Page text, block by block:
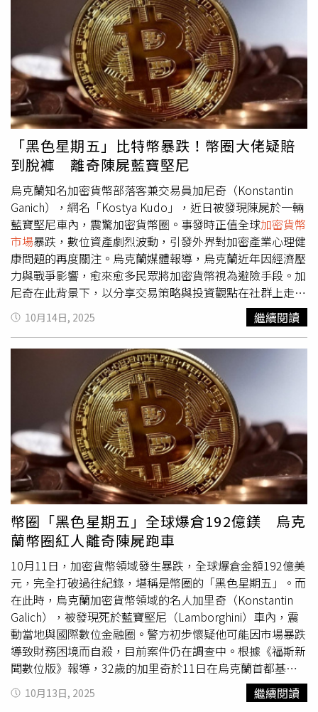
範證券市場內線交易，但未涵蓋加密貨幣，現行多仰賴業界
自律或交易所內規，致使相關行為游走灰色地帶，難以有效
追責。金融廳官員認為，隨加密資產成為主流投資工具，若
不立法介入，恐導致市場信任崩潰。但報導中也提到，如何
界定「內線資訊」與「內部人士」仍是監管難題。不同於傳
統證券，許多加密貨幣缺乏明確發行主體，資訊來源分散，
使確認誰握有非公開消息更困難。報導指，監管機關正評估
是否以代幣項目開發團隊、主要投資方或交易所內部人作為
定義依據，以建立可執行的法制框架。近年，日本在加密金
融與法規整合上已明顯加速。金融廳除監督交易所營運，也
要求業者建立透明的資產管理制度。日前幣安日本
（Binance Japan）宣布與支付巨頭PayPay Corporation達
成資本與業務聯盟，後者收購在地加密貨幣交易所40%股
權，象徵傳統金融與區塊鏈結合加速深化。《日經》分析認
為，此舉不僅為防止市場操縱，也是在為加密貨幣正式納管
做準備。若修法順利，將成為亞洲首例對「虛擬資產內線交
易」設刑罰機制的案例。報導並指，當局目標是在不扼殺創
新的前提下，建立與國際標準接軌的監管架構，確保市場公
平並保護投資人。
「黑色星期五」比特幣暴跌！幣圈大佬疑賠
到脫褲 離奇陳屍藍寶堅尼
烏克蘭知名加密貨幣部落客兼交易員加尼奇（Konstantin
Ganich），網名「Kostya Kudo」，近日被發現陳屍於一輛
藍寶堅尼車內，震驚加密貨幣圈。事發時正值全球加密貨幣
市場暴跌，數位資產劇烈波動，引發外界對加密產業心理健
康問題的再度關注。烏克蘭媒體報導，烏克蘭近年因經濟壓
力與戰爭影響，愈來愈多民眾將加密貨幣視為避險手段。加
尼奇在此背景下，以分享交易策略與投資觀點在社群上走
紅，吸引大量追隨者。然而，隨著市場低迷與幣值重挫，許
多投資者與網紅面臨沉重的精神壓力與財務損失。業界人士
指出，近期的市場崩跌讓不少交易者情緒崩潰，甚至出現焦
慮與抑鬱狀況，凸顯出加密圈長期缺乏心理支持機制的問
題。加尼奇的死訊已由其官方Telegram頻道及加密社群
「Cryptology Key」證實。目前警方已展開調查，釐清其死
亡原因。美國總統川普（Donald Trump）日前宣布對中國
進口商品徵收全面性的100％關稅，並同步對關鍵軟體技術
祭出出口限制，引發全球投資人恐慌。消息公布後，大量資
金自數位資產市場撤離，導致比特幣與主流加密貨幣短線暴
跌，引發連鎖的強制平倉潮。根據交易平台資料，短短48小
時內，加密市場蒸發數百億美元市值，許多使用槓桿操作的
交易員遭巨額虧損。◎勇敢求救並非弱者，您的痛苦有人願
意傾聽，請撥打1995◎如果您覺得痛苦、似乎沒有出路，
您並不孤單，請撥打1925
10月14日, 2025 繼續閱讀
幣圈「黑色星期五」全球爆倉192億鎂 烏克
蘭幣圈紅人離奇陳屍跑車
10月11日，加密貨幣領域發生暴跌，全球爆倉金額192億美
元，完全打破過往紀錄，堪稱是幣圈的「黑色星期五」。而
在此時，烏克蘭加密貨幣領域的名人加里奇（Konstantin
Galich），被發現死於藍寶堅尼（Lamborghini）車內，震
動當地與國際數位金融圈。警方初步懷疑他可能因市場暴跌
導致財務困境而自殺，目前案件仍在調查中。根據《福斯新
聞數位版》報導，32歲的加里奇於11日在烏克蘭首都基輔
（Kyiv）奧博隆斯基區（Obolonskyi district）遭發現陳屍
於一輛藍寶堅尼Urus休旅車內。警方在車中發現一把登記
10月13日, 2025 繼續閱讀